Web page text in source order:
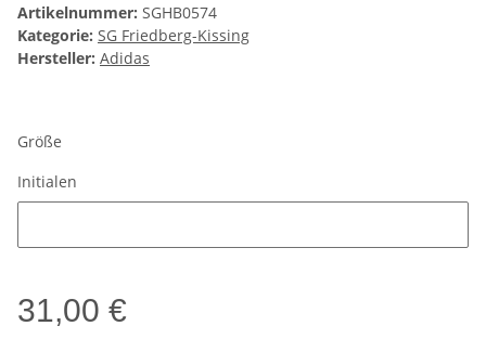
Artikelnummer: SGHB0574
Kategorie: SG Friedberg-Kissing
Hersteller: Adidas
Größe
Initialen
31,00 €